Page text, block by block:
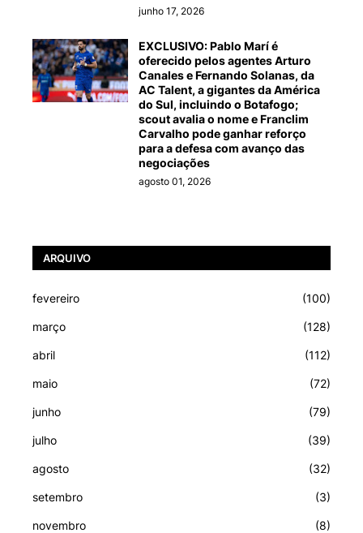
junho 17, 2026
EXCLUSIVO: Pablo Marí é
oferecido pelos agentes Arturo
Canales e Fernando Solanas, da
AC Talent, a gigantes da América
do Sul, incluindo o Botafogo;
scout avalia o nome e Franclim
Carvalho pode ganhar reforço
para a defesa com avanço das
negociações
agosto 01, 2026
ARQUIVO
fevereiro (100)
março (128)
abril (112)
maio (72)
junho (79)
julho (39)
agosto (32)
setembro (3)
novembro (8)